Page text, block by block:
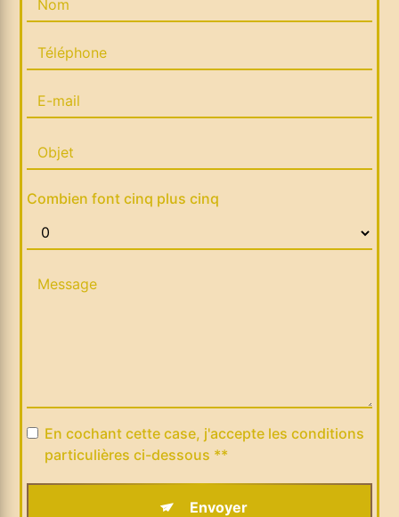
Combien font cinq plus cinq
En cochant cette case, j'accepte les conditions
particulières ci-dessous **
Envoyer